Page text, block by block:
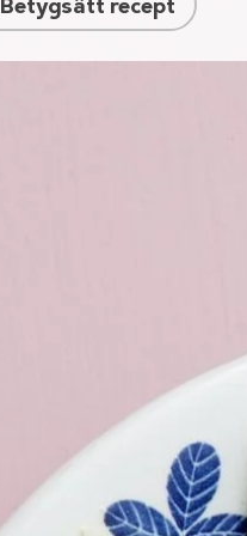
Betygsätt recept